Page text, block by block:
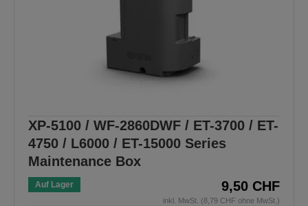
XP-5100 / WF-2860DWF / ET-3700 / ET-
4750 / L6000 / ET-15000 Series
Maintenance Box
Auf Lager 9,50 CHF
inkl. MwSt. (8,79 CHF ohne MwSt.)